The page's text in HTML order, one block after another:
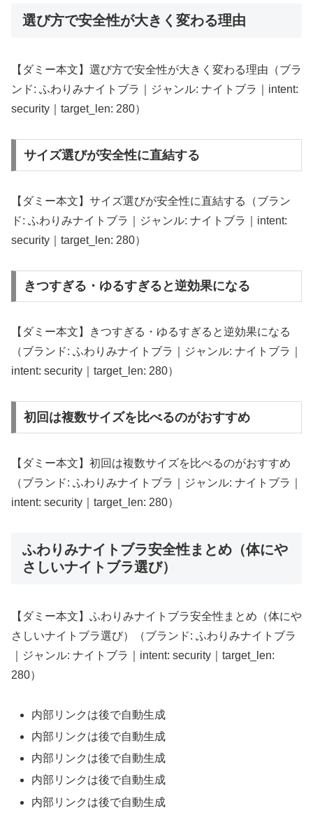
選び方で安全性が大きく変わる理由
【ダミー本文】選び方で安全性が大きく変わる理由（ブラ
ンド: ふわりみナイトブラ｜ジャンル: ナイトブラ｜intent:
security｜target_len: 280）
サイズ選びが安全性に直結する
【ダミー本文】サイズ選びが安全性に直結する（ブラン
ド: ふわりみナイトブラ｜ジャンル: ナイトブラ｜intent:
security｜target_len: 280）
きつすぎる・ゆるすぎると逆効果になる
【ダミー本文】きつすぎる・ゆるすぎると逆効果になる
（ブランド: ふわりみナイトブラ｜ジャンル: ナイトブラ｜
intent: security｜target_len: 280）
初回は複数サイズを比べるのがおすすめ
【ダミー本文】初回は複数サイズを比べるのがおすすめ
（ブランド: ふわりみナイトブラ｜ジャンル: ナイトブラ｜
intent: security｜target_len: 280）
ふわりみナイトブラ安全性まとめ（体にや
さしいナイトブラ選び）
【ダミー本文】ふわりみナイトブラ安全性まとめ（体にや
さしいナイトブラ選び）（ブランド: ふわりみナイトブラ
｜ジャンル: ナイトブラ｜intent: security｜target_len:
280）
内部リンクは後で自動生成
内部リンクは後で自動生成
内部リンクは後で自動生成
内部リンクは後で自動生成
内部リンクは後で自動生成